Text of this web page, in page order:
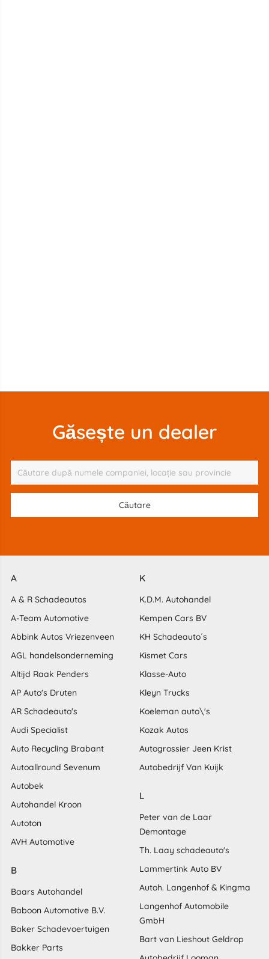
Găsește un dealer
A
A & R Schadeautos
A-Team Automotive
Abbink Autos Vriezenveen
AGL handelsonderneming
Altijd Raak Penders
AP Auto's Druten
AR Schadeauto's
Audi Specialist
Auto Recycling Brabant
Autoallround Sevenum
Autobek
Autohandel Kroon
Autoton
AVH Automotive
B
Baars Autohandel
Baboon Automotive B.V.
Baker Schadevoertuigen
Bakker Parts
K
K.D.M. Autohandel
Kempen Cars BV
KH Schadeauto´s
Kismet Cars
Klasse-Auto
Kleyn Trucks
Koeleman auto\'s
Kozak Autos
Autogrossier Jeen Krist
Autobedrijf Van Kuijk
L
Peter van de Laar
Demontage
Th. Laay schadeauto's
Lammertink Auto BV
Autoh. Langenhof & Kingma
Langenhof Automobile
GmbH
Bart van Lieshout Geldrop